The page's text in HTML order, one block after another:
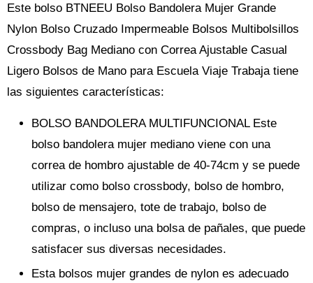
Este bolso BTNEEU Bolso Bandolera Mujer Grande
Nylon Bolso Cruzado Impermeable Bolsos Multibolsillos
Crossbody Bag Mediano con Correa Ajustable Casual
Ligero Bolsos de Mano para Escuela Viaje Trabaja tiene
las siguientes características:
BOLSO BANDOLERA MULTIFUNCIONAL Este
bolso bandolera mujer mediano viene con una
correa de hombro ajustable de 40-74cm y se puede
utilizar como bolso crossbody, bolso de hombro,
bolso de mensajero, tote de trabajo, bolso de
compras, o incluso una bolsa de pañales, que puede
satisfacer sus diversas necesidades.
Esta bolsos mujer grandes de nylon es adecuado